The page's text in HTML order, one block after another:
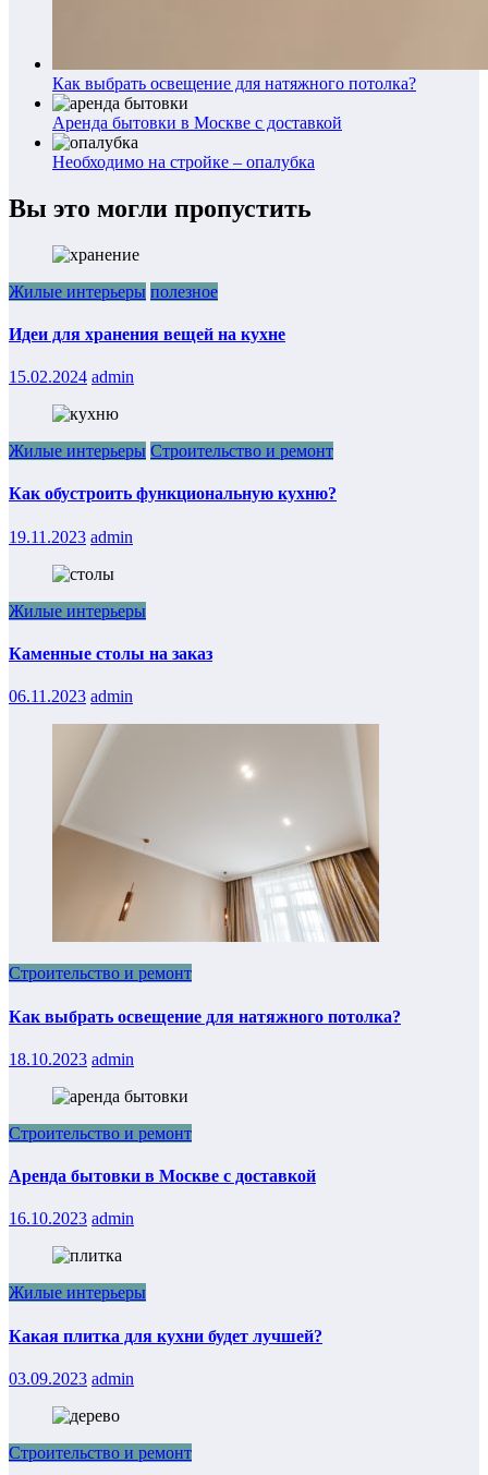
Как выбрать освещение для натяжного потолка?
Аренда бытовки в Москве с доставкой
Необходимо на стройке – опалубка
Вы это могли пропустить
Жилые интерьеры полезное
Идеи для хранения вещей на кухне
15.02.2024 admin
Жилые интерьеры Строительство и ремонт
Как обустроить функциональную кухню?
19.11.2023 admin
Жилые интерьеры
Каменные столы на заказ
06.11.2023 admin
Строительство и ремонт
Как выбрать освещение для натяжного потолка?
18.10.2023 admin
Строительство и ремонт
Аренда бытовки в Москве с доставкой
16.10.2023 admin
Жилые интерьеры
Какая плитка для кухни будет лучшей?
03.09.2023 admin
Строительство и ремонт